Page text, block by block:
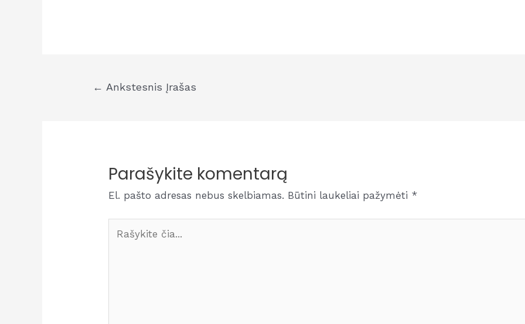
Navigacija
← Ankstesnis Įrašas
Parašykite komentarą
El. pašto adresas nebus skelbiamas. Būtini laukeliai pažymėti *
čia...